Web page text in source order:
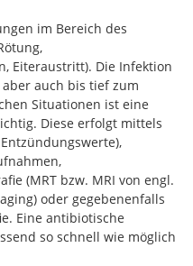
im Bereich des
Eiteraustritt). Die Infektion
auch bis tief zum
Situationen ist eine
Diese erfolgt mittels
(MRT bzw. MRI von engl.
oder gegebenenfalls
Eine antibiotische
so schnell wie möglich